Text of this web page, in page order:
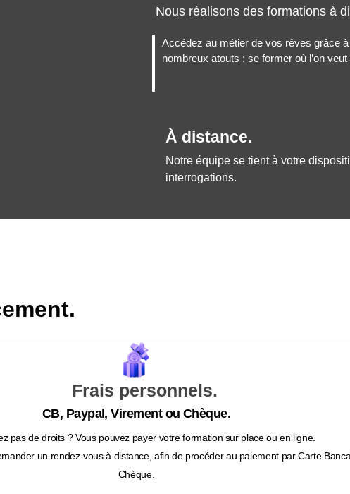
Nous réalisons des formations à
Accédez au métier de vos rêves grâce
nombreux atouts : se former où l’on
À distance.
Notre équipe se tient à votre
interrogations.
Frais personnels.
CB, Paypal, Virement ou Chèque.
pas de droits ? Vous pouvez payer votre formation sur place ou en ligne.
un rendez-vous à distance, afin de procéder au paiement par Carte
Chèque.